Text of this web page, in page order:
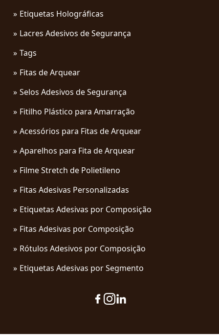
Etiquetas Holográficas
Lacres Adesivos de Segurança
Tags
Fitas de Arquear
Selos Adesivos de Segurança
Fitilho Plástico para Amarração
Acessórios para Fitas de Arquear
Aparelhos para Fita de Arquear
Filme Stretch de Polietileno
Fitas Adesivas Personalizadas
Etiquetas Adesivas por Composição
Fitas Adesivas por Composição
Rótulos Adesivos por Composição
Etiquetas Adesivas por Segmento